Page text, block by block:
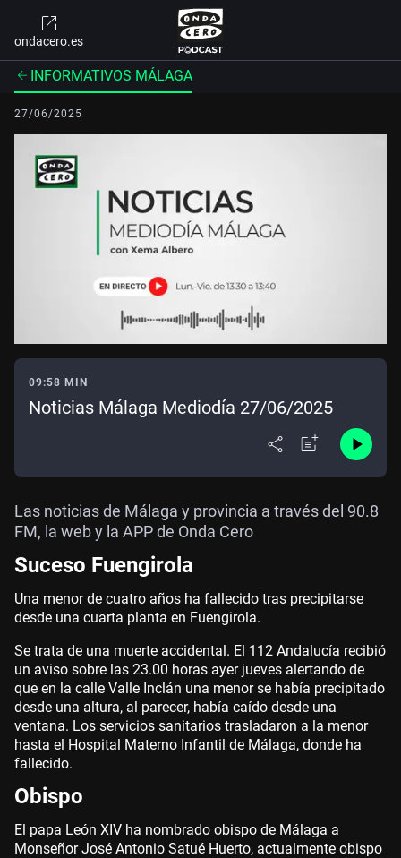
ondacero.es
INFORMATIVOS MÁLAGA
27/06/2025
09:58 MIN
Noticias Málaga Mediodía 27/06/2025
Las noticias de Málaga y provincia a través del 90.8
FM, la web y la APP de Onda Cero
Suceso Fuengirola
Una menor de cuatro años ha fallecido tras precipitarse
desde una cuarta planta en Fuengirola.
Se trata de una muerte accidental. El 112 Andalucía recibió
un aviso sobre las 23.00 horas ayer jueves alertando de
que en la calle Valle Inclán una menor se había precipitado
desde una altura, al parecer, había caído desde una
ventana. Los servicios sanitarios trasladaron a la menor
hasta el Hospital Materno Infantil de Málaga, donde ha
fallecido.
Obispo
El papa León XIV ha nombrado obispo de Málaga a
Monseñor José Antonio Satué Huerto, actualmente obispo